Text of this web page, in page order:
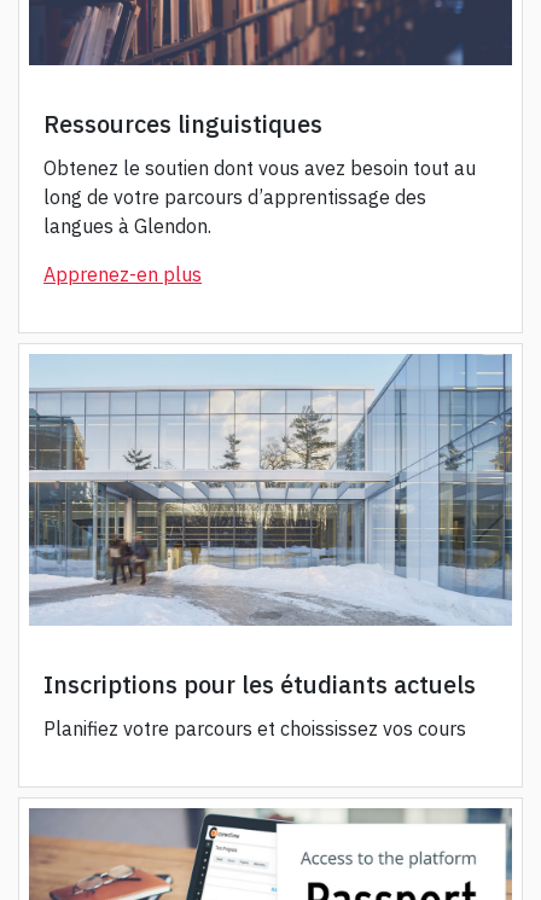
Ressources linguistiques
Obtenez le soutien dont vous avez besoin tout au
long de votre parcours d’apprentissage des
langues à Glendon.
Apprenez-en plus
Inscriptions pour les étudiants actuels
Planifiez votre parcours et choississez vos cours